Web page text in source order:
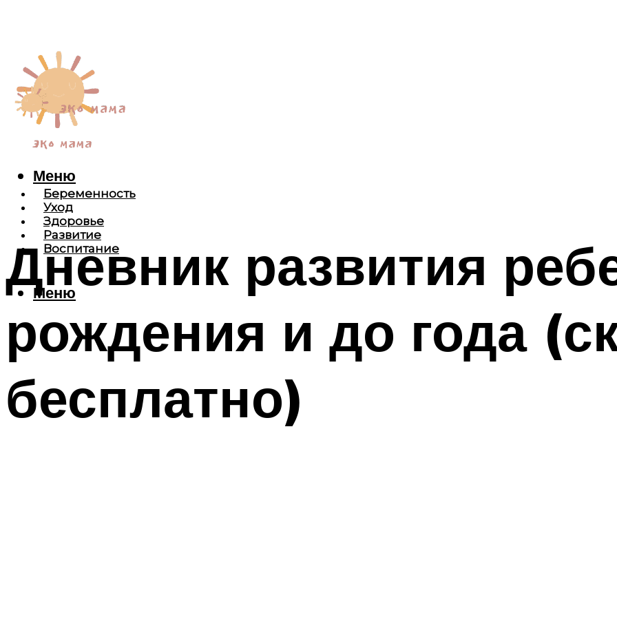
Беременность
Уход
Здоровье
Развитие
Воспитание
Меню
Меню
Дневник развития
рождения и до года
бесплатно)